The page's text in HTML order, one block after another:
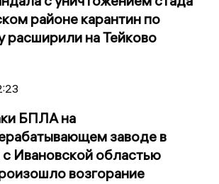
районе карантин по
расширили на Тейково
БПЛА на
заводе в
Ивановской областью
возгорание